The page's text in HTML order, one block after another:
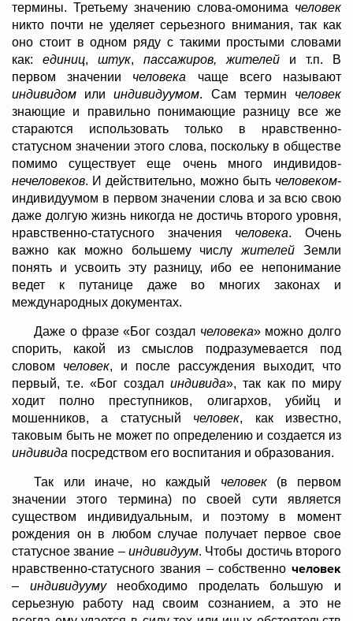
термины. Третьему значению слова-омонима человек
никто почти не уделяет серьезного внимания, так как
оно стоит в одном ряду с такими простыми словами
как: единиц, штук, пассажиров, жителей и т.п. В
первом значении человека чаще всего называют
индивидом илииндивидуумом. Сам термин человек
знающие и правильно понимающие разницу все же
стараются использовать только в нравственно-
статусном значении этого слова, поскольку в обществе
помимо существует еще очень много индивидов-
нечеловеков. И действительно, можно быть человеком-
индивидуумом в первом значении слова и за всю свою
даже долгую жизнь никогда не достичь второго уровня,
нравственно-статусного значения человека. Очень
важно как можно большему числужителейЗемли
понять и усвоить эту разницу, ибо ее непонимание
ведет к путанице даже во многих законах и
международных документах.
Даже о фразе «Бог создал человека» можно долго
спорить, какой из смыслов подразумевается под
словом человек, и после рассуждения выходит, что
первый, т.е. «Бог создал индивида», так как по миру
ходит полно преступников, олигархов, убийц и
мошенников, а статусный человек, как известно,
таковым быть не может по определению и создается из
индивида посредством его воспитания и образования.
Так или иначе, но каждый человек (в первом
значении этого термина) по своей сути является
существом индивидуальным, и поэтому в момент
рождения он в любом случае получает первое свое
статусное звание – индивидуум. Чтобы достичь второго
нравственно-статусного звания – собственно человек
– индивидуумунеобходимо проделать большую и
серьезную работу над своим сознанием, а это не